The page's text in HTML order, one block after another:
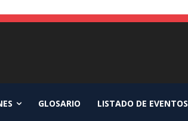
GLOSARIO LISTADO DE EVENTOS